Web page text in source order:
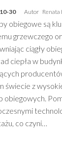
30 Autor Renata
obiegowe są
grzewczego
ciągły
ciepła w
świecie z
obiegowych.
co czyni…